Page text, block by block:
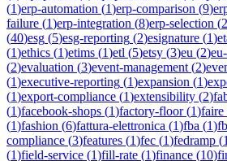
(1)erp-automation (1)erp-comparison (9)
failure (1)erp-integration (8)erp-selection (2
(40)esg (5)esg-reporting (2)esignature (1)
(1)ethics (1)etims (1)etl (5)etsy (3)eu (2)
(2)evaluation (3)event-management (2)
(1)executive-reporting (1)expansion (1)
(1)export-compliance (1)extensibility (2)
(1)facebook-shops (1)factory-floor(1)faire
(1)fashion (6)fattura-elettronica (1)fba (1)
compliance (3)features (1)fec (1)fedramp (1
(1)field-service (1)fill-rate (1)finance (10)